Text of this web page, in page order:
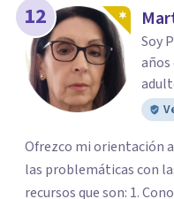
12
Soy
años
Ofrezco mi orientación
las problemáticas con
recursos que son: 1. Conocimientos adquiridos y